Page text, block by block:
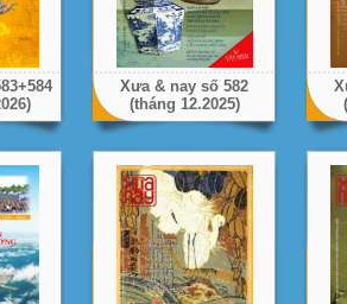
Xưa & nay số 582
(tháng 12.2025)